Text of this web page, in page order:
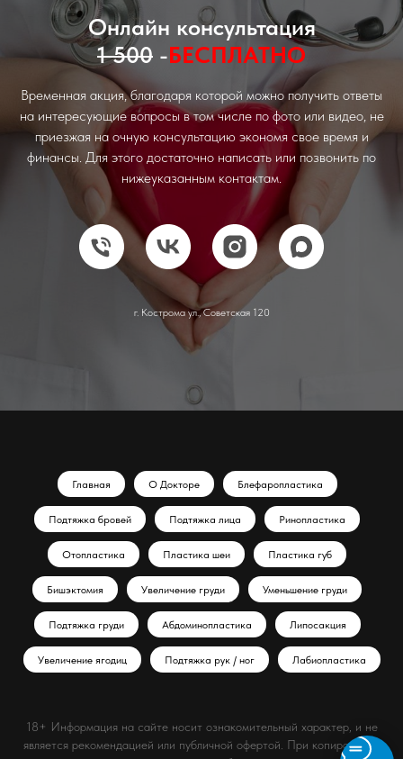
Онлайн консультация
1 500 -БЕСПЛАТНО
Временная акция, благодаря которой можно получить ответы
на интересующие вопросы в том числе по фото или видео, не
приезжая на очную консультацию экономя свое время и
финансы. Для этого достаточно написать или позвонить по
нижеуказанным контактам.
г. Кострома ул., Советская 120
Главная О Докторе Блефаропластика
Подтяжка бровей Подтяжка лица Ринопластика
Отопластика Пластика шеи Пластика губ
Бишэктомия Увеличение груди Уменьшение груди
Подтяжка груди Абдоминопластика Липосакция
Увеличение ягодиц Подтяжка рук / ног Лабиопластика
18+ Информация на сайте носит ознакомительный характер, и не
является рекомендацией или публичной офертой. При копировании